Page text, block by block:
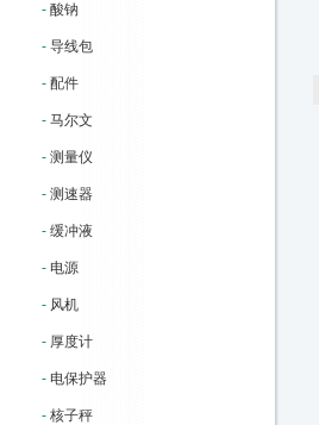
- 酸钠
- 导线包
- 配件
- 马尔文
- 测量仪
- 测速器
- 缓冲液
- 电源
- 风机
- 厚度计
- 电保护器
- 核子秤